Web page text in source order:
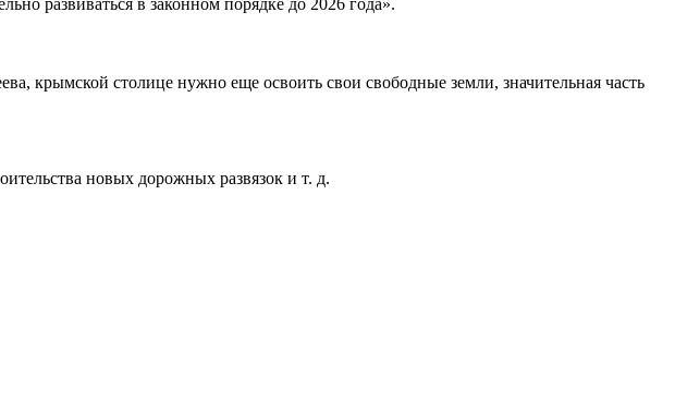
крымской столице нужно еще освоить свои свободные земли, значительная часть
новых дорожных развязок и т. д.